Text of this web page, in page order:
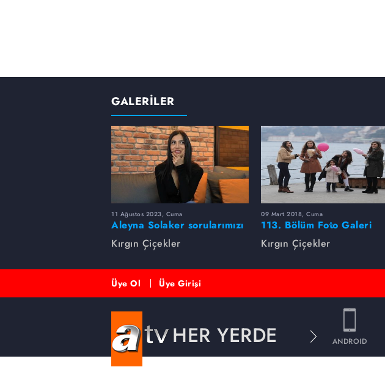
GALERİLER
11 Ağustos 2023, Cuma
Aleyna Solaker sorularımızı
cevapladı
Kırgın Çiçekler
09 Mart 2018, Cuma
113. Bölüm Foto Galeri
Kırgın Çiçekler
Üye Ol Üye Girişi
HER YERDE ANDROID